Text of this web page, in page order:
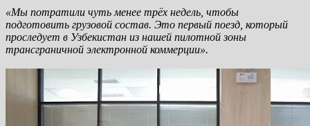
«Мы потратили чуть менее трёх недель, чтобы
подготовить грузовой состав. Это первый поезд, который
проследует в Узбекистан из нашей пилотной зоны
трансграничной электронной коммерции».